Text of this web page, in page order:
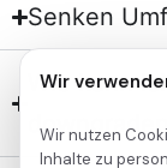
Senken
Wie kann
downgraden?
Wir
Wir nutzen
Inhalte zu